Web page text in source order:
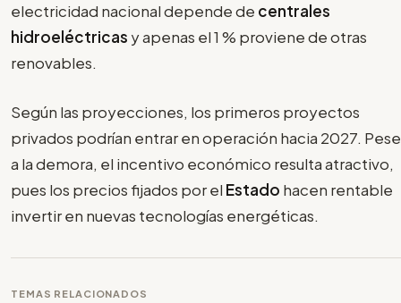
electricidad nacional depende de centrales
hidroeléctricas y apenas el 1 % proviene de otras
renovables.
Según las proyecciones, los primeros proyectos
privados podrían entrar en operación hacia 2027. Pese
a la demora, el incentivo económico resulta atractivo,
pues los precios fijados por el Estado hacen rentable
invertir en nuevas tecnologías energéticas.
TEMAS RELACIONADOS